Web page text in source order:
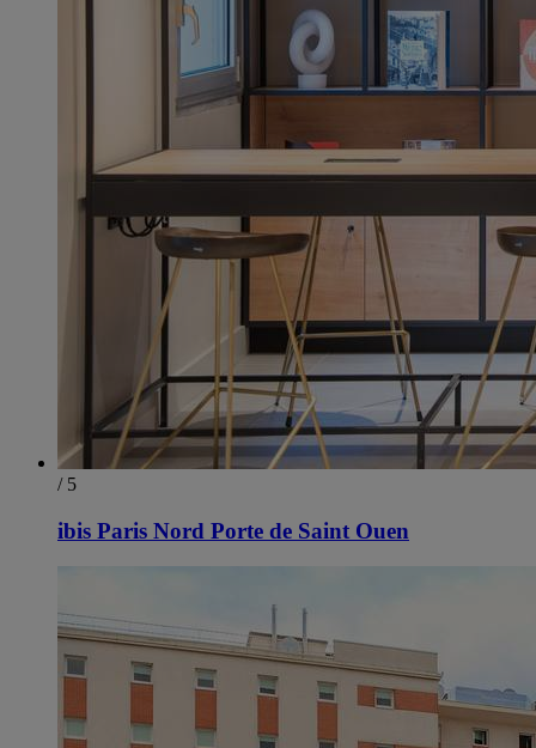
/ 5
ibis Paris Nord Porte de Saint Ouen